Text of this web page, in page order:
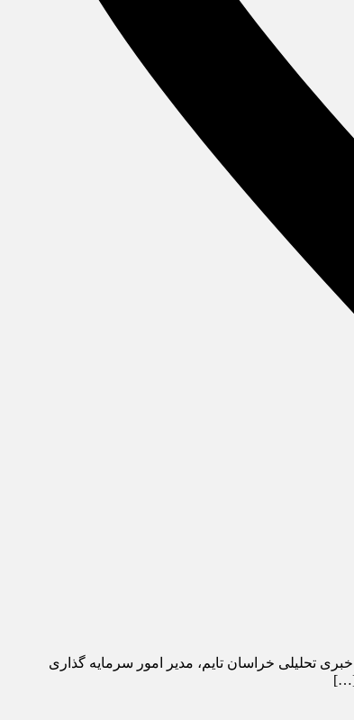
به گزارشپایگاه خبری تحلیلی خراسان تایم، مدیر امور سرمایه گذاری